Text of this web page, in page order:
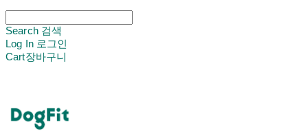
Search 검색
Log In 로그인
Cart장바구니